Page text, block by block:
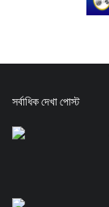
সর্বাধিক দেখা পোস্ট